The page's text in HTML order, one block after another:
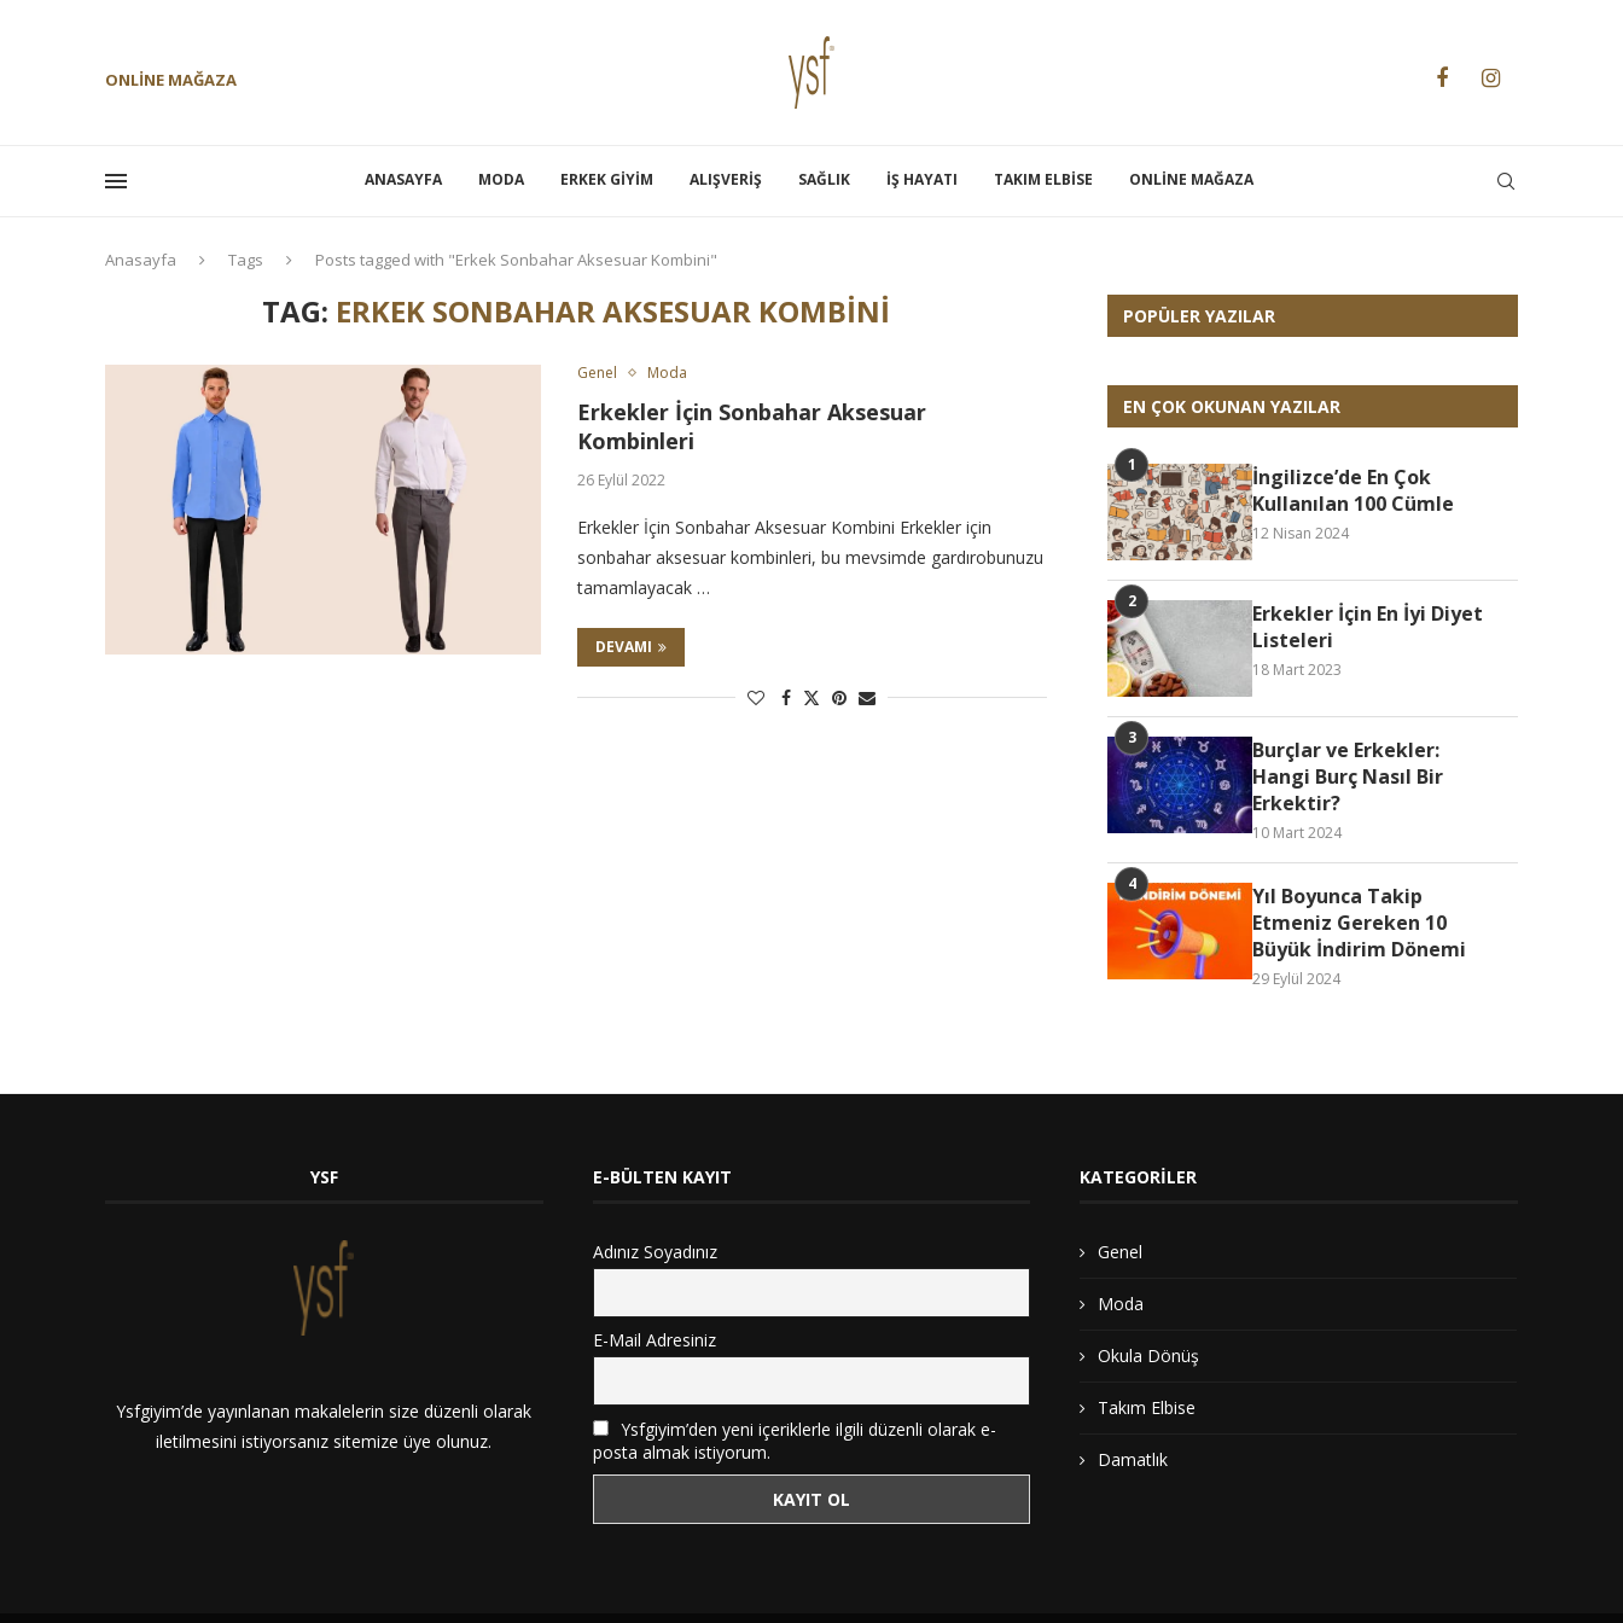
ONLINE MAĞAZA
ANASAYFA MODA ERKEK GIYIM ALIŞVERIŞ SAĞLIK İŞ HAYATI TAKIM ELBISE ONLINE MAĞAZA
Anasayfa Tags Posts tagged with "Erkek Sonbahar Aksesuar Kombini"
TAG: ERKEK SONBAHAR AKSESUAR KOMBINI
Genel Moda
Erkekler İçin Sonbahar Aksesuar
Kombinleri
26 Eylül 2022
Erkekler İçin Sonbahar Aksesuar Kombini Erkekler için
sonbahar aksesuar kombinleri, bu mevsimde gardırobunuzu
tamamlayacak …
DEVAMI
POPÜLER YAZILAR
EN ÇOK OKUNAN YAZILAR
İngilizce’de En Çok
Kullanılan 100 Cümle
12 Nisan 2024
Erkekler İçin En İyi Diyet
Listeleri
18 Mart 2023
Burçlar ve Erkekler:
Hangi Burç Nasıl Bir
Erkektir?
10 Mart 2024
Yıl Boyunca Takip
Etmeniz Gereken 10
Büyük İndirim Dönemi
29 Eylül 2024
YSF
Ysfgiyim’de yayınlanan makalelerin size düzenli olarak
iletilmesini istiyorsanız sitemize üye olunuz.
E-BÜLTEN KAYIT
Adınız Soyadınız
E-Mail Adresiniz
Ysfgiyim’den yeni içeriklerle ilgili düzenli olarak e-
posta almak istiyorum.
KATEGORILER
Genel
Moda
Okula Dönüş
Takım Elbise
Damatlık